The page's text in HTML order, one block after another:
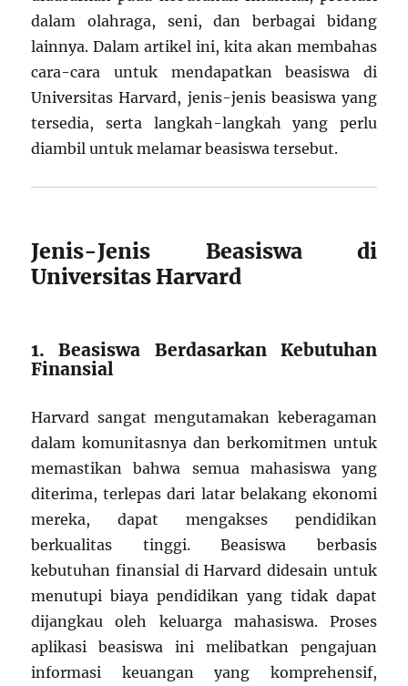
dalam olahraga, seni, dan berbagai bidang
lainnya. Dalam artikel ini, kita akan membahas
cara-cara untuk mendapatkan beasiswa di
Universitas Harvard, jenis-jenis beasiswa yang
tersedia, serta langkah-langkah yang perlu
diambil untuk melamar beasiswa tersebut.
Jenis-Jenis Beasiswa di
Universitas Harvard
1. Beasiswa Berdasarkan Kebutuhan
Finansial
Harvard sangat mengutamakan keberagaman
dalam komunitasnya dan berkomitmen untuk
memastikan bahwa semua mahasiswa yang
diterima, terlepas dari latar belakang ekonomi
mereka, dapat mengakses pendidikan
berkualitas tinggi. Beasiswa berbasis
kebutuhan finansial di Harvard didesain untuk
menutupi biaya pendidikan yang tidak dapat
dijangkau oleh keluarga mahasiswa. Proses
aplikasi beasiswa ini melibatkan pengajuan
informasi keuangan yang komprehensif,